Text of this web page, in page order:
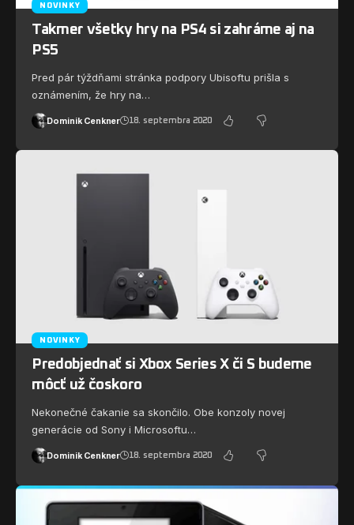
NOVINKY
Takmer všetky hry na PS4 si zahráme aj na
PS5
Pred pár týždňami stránka podpory Ubisoftu prišla s
oznámením, že hry na…
Dominik Cenkner 18. septembra 2020
NOVINKY
Predobjednať si Xbox Series X či S budeme
môcť už čoskoro
Nekonečné čakanie sa skončilo. Obe konzoly novej
generácie od Sony i Microsoftu…
Dominik Cenkner 18. septembra 2020